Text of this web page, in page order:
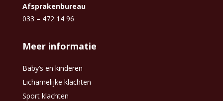
Afsprakenbureau
033 – 472 14 96
Meer informatie
Baby’s en kinderen
Lichamelijke klachten
Sport klachten